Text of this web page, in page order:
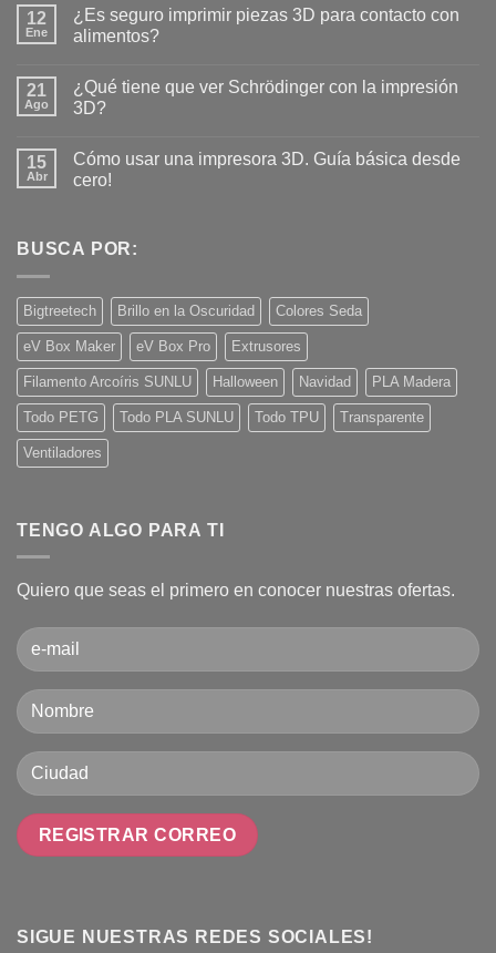
12
Ene
¿Es seguro imprimir piezas 3D para contacto con
alimentos?
comentarios
en
¿Es
piezas
para
21
Ago
¿Qué tiene que ver Schrödinger con la impresión
3D?
comentarios
¿Qué
Schrödinger
con
3D?
15
Abr
Cómo usar una impresora 3D. Guía básica desde
cero!
en
Cómo
impresora
3D.
Guía
básica
desde
cero!
BUSCA POR:
Bigtreetech Brillo en la Oscuridad Colores Seda
eV Box Maker eV Box Pro Extrusores
Filamento Arcoíris SUNLU Halloween Navidad PLA Madera
Todo PETG Todo PLA SUNLU Todo TPU Transparente
Ventiladores
TENGO ALGO PARA TI
Quiero que seas el primero en conocer nuestras ofertas.
SIGUE NUESTRAS REDES SOCIALES!